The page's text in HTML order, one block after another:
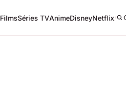
FilmsSéries TVAnimeDisneyNetflix/